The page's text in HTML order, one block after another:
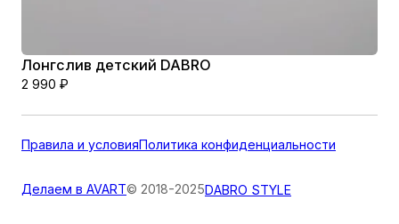
Лонгслив детский DABRO
2 990 ₽
Правила и условияПолитика конфиденциальности
Делаем в AVART© 2018-2025DABRO STYLE